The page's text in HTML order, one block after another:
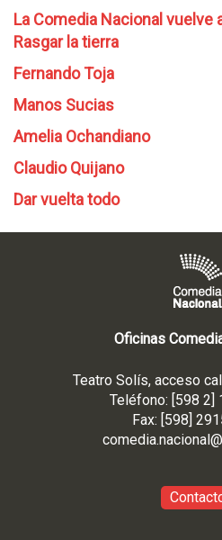
La Comedia Nacional vuelve
Rasgar la tierra
Fernando Toja
Manos Sucias
Amelia Ochandiano
Claudio Quijano
Dar vuelta todo
Oficinas
Teatro Solís, acceso
Teléfono: [598 2]
Fax: [598]